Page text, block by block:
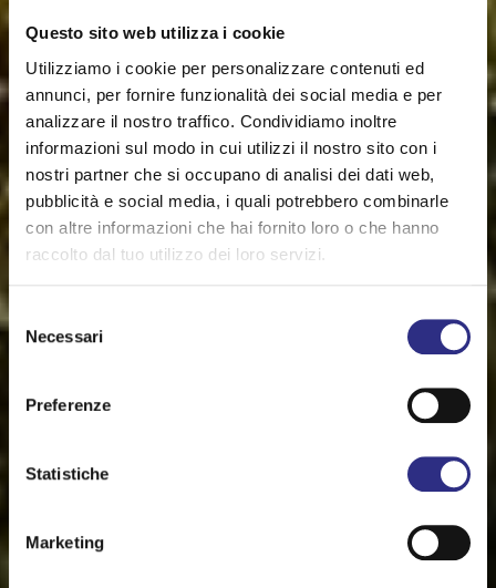
Questo sito web utilizza i cookie
Utilizziamo i cookie per personalizzare contenuti ed
annunci, per fornire funzionalità dei social media e per
analizzare il nostro traffico. Condividiamo inoltre
informazioni sul modo in cui utilizzi il nostro sito con i
nostri partner che si occupano di analisi dei dati web,
pubblicità e social media, i quali potrebbero combinarle
con altre informazioni che hai fornito loro o che hanno
raccolto dal tuo utilizzo dei loro servizi.
Selezione
delNecessari
Preferenze
Statistiche
Marketing